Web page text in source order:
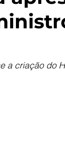
a criação do